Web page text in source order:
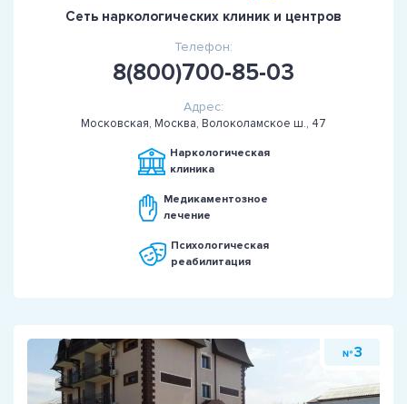
Сеть наркологических клиник и центров
Телефон:
8(800)700-85-03
Адрес:
Московская, Москва, Волоколамское ш., 47
Наркологическая
клиника
Медикаментозное
лечение
Психологическая
реабилитация
№ 3